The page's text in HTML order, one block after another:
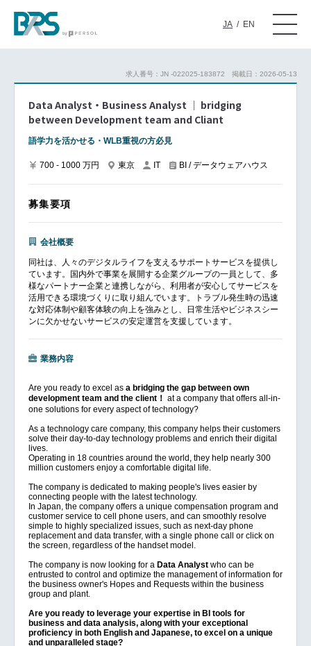
JA / EN
求人番号：JN -022025-183872 掲載日：2026-05-13
Data Analyst・Business Analyst │ bridging
between Development team and Cliant
語学力を活かせる・WLB重視の方必見
700 - 1000 万円 東京 IT BI / データウェアハウス
募集要項
会社概要
同社は、人々のデジタルライフを支えるサポートサービスを提供し
ています。国内外で事業を展開する企業グループの一員として、多
様なパートナー企業と連携しながら、利用者が安心してサービスを
活用できる環境づくりに取り組んでいます。トラブル発生時の迅速
な対応体制や顧客体験の向上を強みとし、日常生活やビジネスシー
ンに欠かせないサービスの安定運営を支援しています。
業務内容
Are you ready to excel as a bridging the gap between own
development team and the client！ at a company that offers all-in-
one solutions for every aspect of technology?
As a technology care company, this company helps their customers
solve their day-to-day technology problems and enrich their digital
lives.
Operating in 18 countries around the world, they help nearly 300
million customers enjoy a comfortable digital life.
The company is dedicated to making people's lives easier by
connecting people with the latest technology.
In Japan, the company offers a unique compensation program and
customer service to cell phone users, and can smoothly resolve
simple to highly specialized issues, such as next-day phone
replacement and data transfer, with a single phone call or click on
the screen, regardless of the handset model.
The company is now looking for a Data Analyst who can be
entrusted to control and optimize the management of information for
the business owner's Hopes and Requests within the business
group and plant.
Are you ready to leverage your expertise in BI tools for
business and data analysis, along with your exceptional
proficiency in both English and Japanese, to excel on a unique
and unparalleled stage?